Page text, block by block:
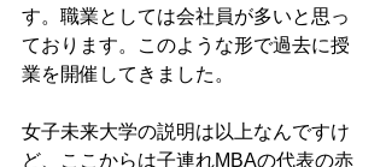
す。職業としては会社員が多いと思っ
ております。このような形で過去に授
業を開催してきました。
女子未来大学の説明は以上なんですけ
ど、ここからは子連れMBAの代表の赤